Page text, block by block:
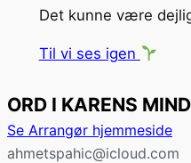
Det kunne være
Til vi ses igen
ORD I KARENS
Se Arrangør hjemmeside
ahmetspahic@icloud.com